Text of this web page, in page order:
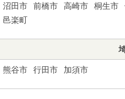
沼田市 前橋市 高崎市 桐生市
邑楽町
熊谷市 行田市 加須市